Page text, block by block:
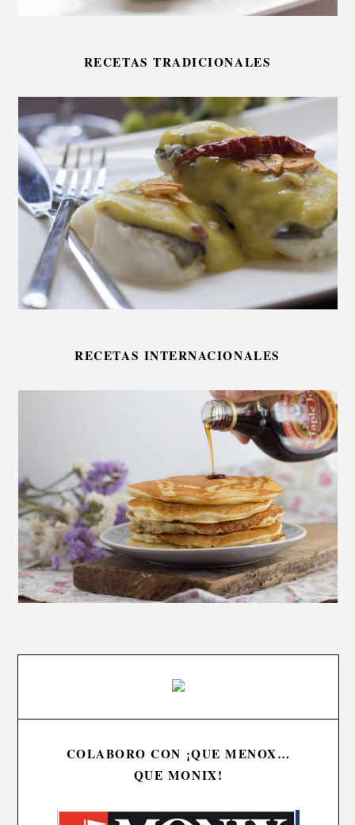
RECETAS TRADICIONALES
RECETAS INTERNACIONALES
COLABORO CON ¡QUE MENOX…
QUE MONIX!